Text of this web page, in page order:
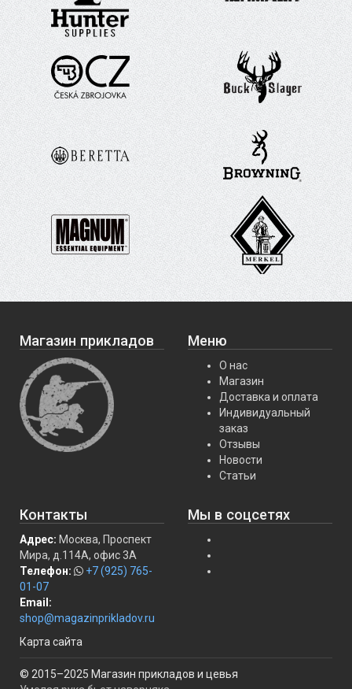
Магазин прикладов Меню
О нас
Магазин
Доставка и оплата
Индивидуальный
заказ
Отзывы
Новости
Статьи
Контакты
Адрес: Москва, Проспект
Мира, д.114А, офис 3А
Телефон:
+7 (925) 765-
01-07
Email:
shop@magazinprikladov.ru
Карта сайта
Мы в соцсетях
© 2015–2025 Магазин прикладов и цевья